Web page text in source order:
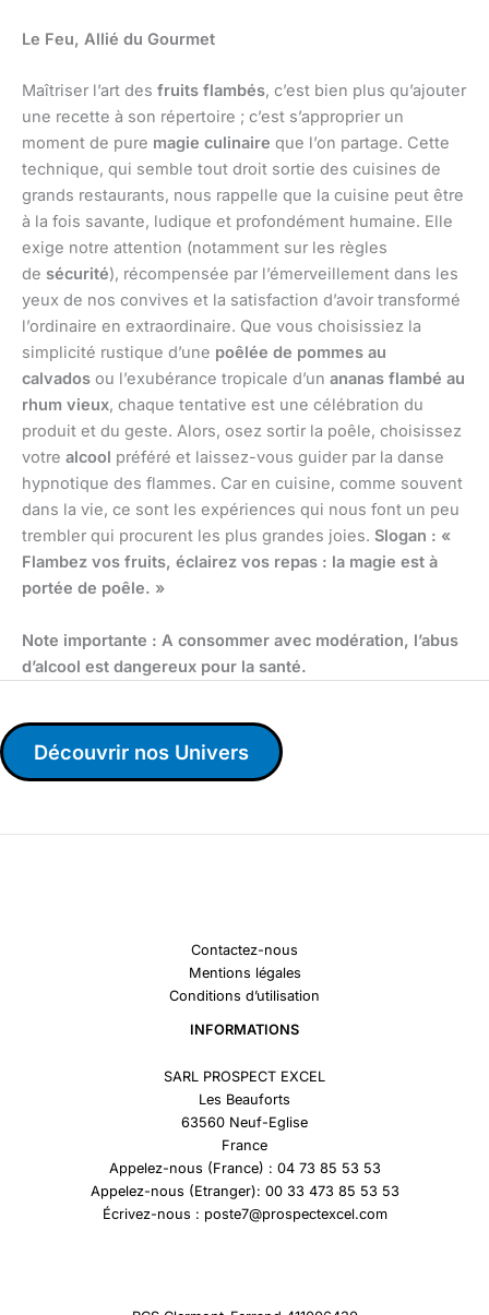
Le Feu, Allié du Gourmet
Maîtriser l’art des fruits flambés, c’est bien plus qu’ajouter
une recette à son répertoire ; c’est s’approprier un
moment de pure magie culinaire que l’on partage. Cette
technique, qui semble tout droit sortie des cuisines de
grands restaurants, nous rappelle que la cuisine peut être
à la fois savante, ludique et profondément humaine. Elle
exige notre attention (notamment sur les règles
de sécurité), récompensée par l’émerveillement dans les
yeux de nos convives et la satisfaction d’avoir transformé
l’ordinaire en extraordinaire. Que vous choisissiez la
simplicité rustique d’une poêlée de pommes au
calvados ou l’exubérance tropicale d’un ananas flambé au
rhum vieux, chaque tentative est une célébration du
produit et du geste. Alors, osez sortir la poêle, choisissez
votre alcool préféré et laissez-vous guider par la danse
hypnotique des flammes. Car en cuisine, comme souvent
dans la vie, ce sont les expériences qui nous font un peu
trembler qui procurent les plus grandes joies. Slogan : «
Flambez vos fruits, éclairez vos repas : la magie est à
portée de poêle. »
Note importante : A consommer avec modération, l’abus
d’alcool est dangereux pour la santé.
Découvrir nos Univers
Contactez-nous
Mentions légales
Conditions d’utilisation
INFORMATIONS
SARL PROSPECT EXCEL
Les Beauforts
63560 Neuf-Eglise
France
Appelez-nous (France) : 04 73 85 53 53
Appelez-nous (Etranger): 00 33 473 85 53 53
Écrivez-nous : poste7@prospectexcel.com